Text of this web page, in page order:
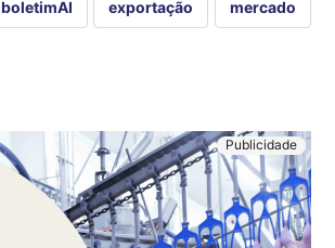
boletimAI exportação mercado